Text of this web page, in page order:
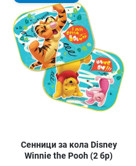
Сенници за кола Disney
Winnie the Pooh (2 бр)